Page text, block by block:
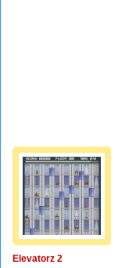
Elevatorz 2